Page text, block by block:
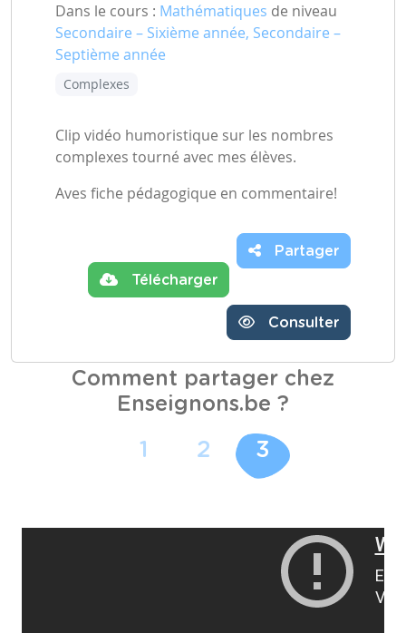
Dans le cours : Mathématiques de niveau
Secondaire – Sixième année, Secondaire –
Septième année
Complexes
Clip vidéo humoristique sur les nombres
complexes tourné avec mes élèves.
Aves fiche pédagogique en commentaire!
Télécharger
Partager
Consulter
Comment partager chez
Enseignons.be ?
1 2 3